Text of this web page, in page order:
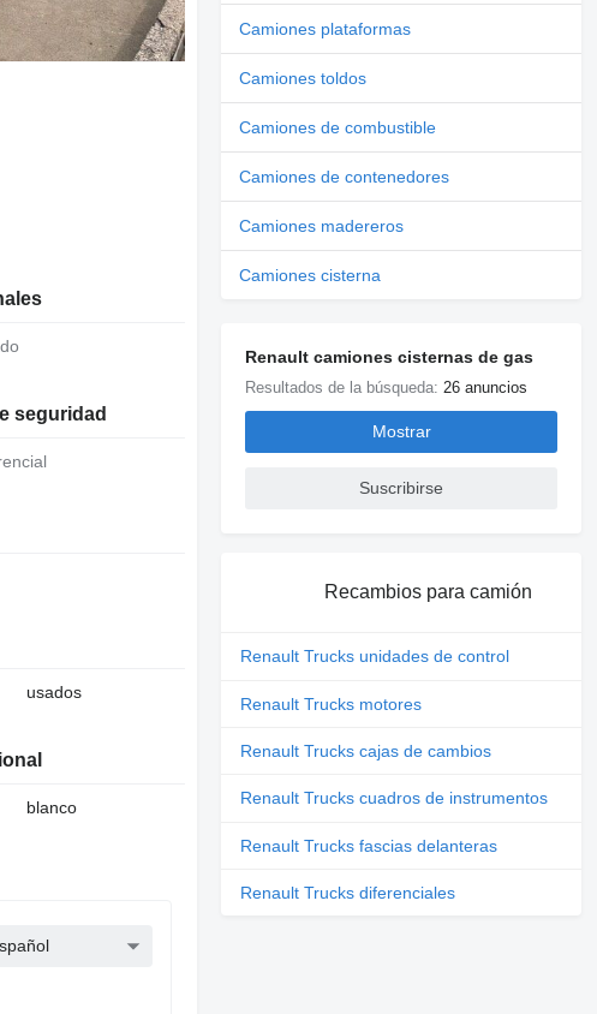
seguridad
usados
blanco
Camiones plataformas
Camiones toldos
Camiones de combustible
Camiones de contenedores
Camiones madereros
Camiones cisterna
Renault camiones cisternas de gas
Resultados de la búsqueda: 26 anuncios
Mostrar
Suscribirse
Recambios para camión
Renault Trucks unidades de control
Renault Trucks motores
Renault Trucks cajas de cambios
Renault Trucks cuadros de instrumentos
Renault Trucks fascias delanteras
Renault Trucks diferenciales